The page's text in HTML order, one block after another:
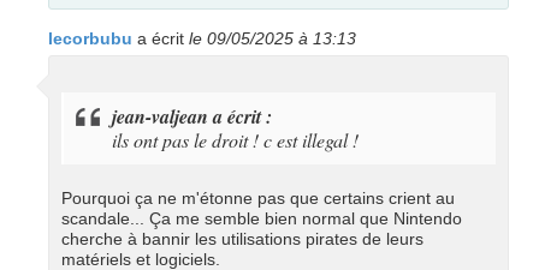
lecorbubu a écrit le 09/05/2025 à 13:13
jean-valjean a écrit :
ils ont pas le droit ! c est illegal !
Pourquoi ça ne m'étonne pas que certains crient au
scandale... Ça me semble bien normal que Nintendo
cherche à bannir les utilisations pirates de leurs
matériels et logiciels.